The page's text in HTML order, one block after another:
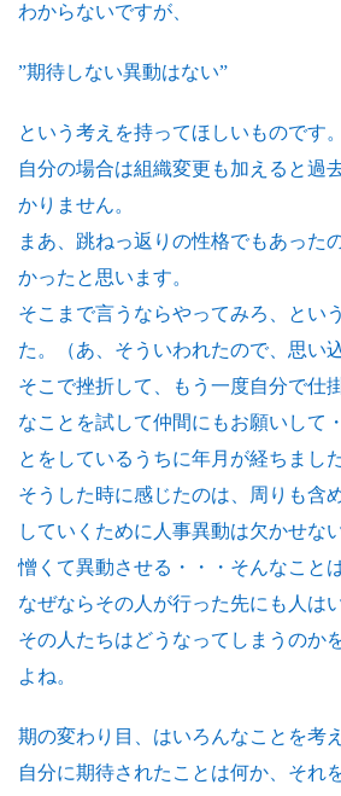
わからないですが、
”期待しない異動はない”
という考えを持ってほしいものです。
自分の場合は組織変更も加えると過
かりません。
まあ、跳ねっ返りの性格でもあった
かったと思います。
そこまで言うならやってみろ、とい
た。（あ、そういわれたので、思い
そこで挫折して、もう一度自分で仕
なことを試して仲間にもお願いして
とをしているうちに年月が経ちました
そうした時に感じたのは、周りも含
していくために人事異動は欠かせな
憎くて異動させる・・・そんなこと
なぜならその人が行った先にも人はい
その人たちはどうなってしまうのか
よね。
期の変わり目、はいろんなことを考
自分に期待されたことは何か、それ